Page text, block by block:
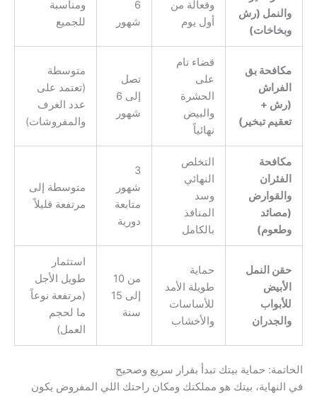
والنمل (رش
وبخاخات)
وفعالة من
أول يوم
6
شهور
ومناسبة
للجميع
مكافحة بق
الفراش
(رش +
تعقيم تبخير)
قضاء تام
على
الحشرة
والبيض
نهائياً
تصل
إلى 6
شهور
متوسطة
(تعتمد على
عدد الغرف
والمفروشات)
مكافحة
الفئران
والقوارض
(مصائد
وطعوم)
التخلص
النهائي
وسد
المنافذ
بالكامل
3
شهور
متابعة
دورية
متوسطة إلى
مرتفعة قليلاً
حقن النمل
الأبيض
للأبواب
والجدران
حماية
طويلة الأمد
للأساسات
والأخشاب
من 10
إلى 15
سنة
استثمار
طويل الأجل
(مرتفعة نوعاً
ما لحجم
العمل)
الخاتمة: حماية بيتك تبدأ بقرار سريع وصحيح
في النهاية، بيتك هو مملكتك ومكان راحتك اللي المفروض يكون